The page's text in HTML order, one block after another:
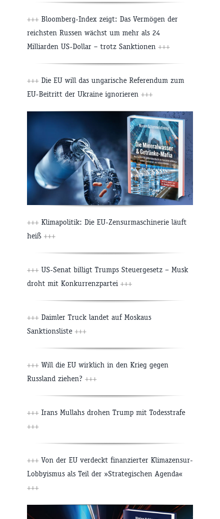
+++ Bloomberg-Index zeigt: Das Vermögen der
reichsten Russen wächst um mehr als 24
Milliarden US-Dollar – trotz Sanktionen +++
+++ Die EU will das ungarische Referendum zum
EU-Beitritt der Ukraine ignorieren +++
+++ Klimapolitik: Die EU-Zensurmaschinerie läuft
heiß +++
+++ US-Senat billigt Trumps Steuergesetz – Musk
droht mit Konkurrenzpartei +++
+++ Daimler Truck landet auf Moskaus
Sanktionsliste +++
+++ Will die EU wirklich in den Krieg gegen
Russland ziehen? +++
+++ Irans Mullahs drohen Trump mit Todesstrafe
+++
+++ Von der EU verdeckt finanzierter Klimazensur-
Lobbyismus als Teil der »Strategischen Agenda«
+++